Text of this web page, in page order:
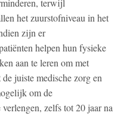
terwijl
het zuurstofniveau in het
zijn er
helpen hun fysieke
aan te leren om met
juiste medische zorg en
om de
zelfs tot 20 jaar na